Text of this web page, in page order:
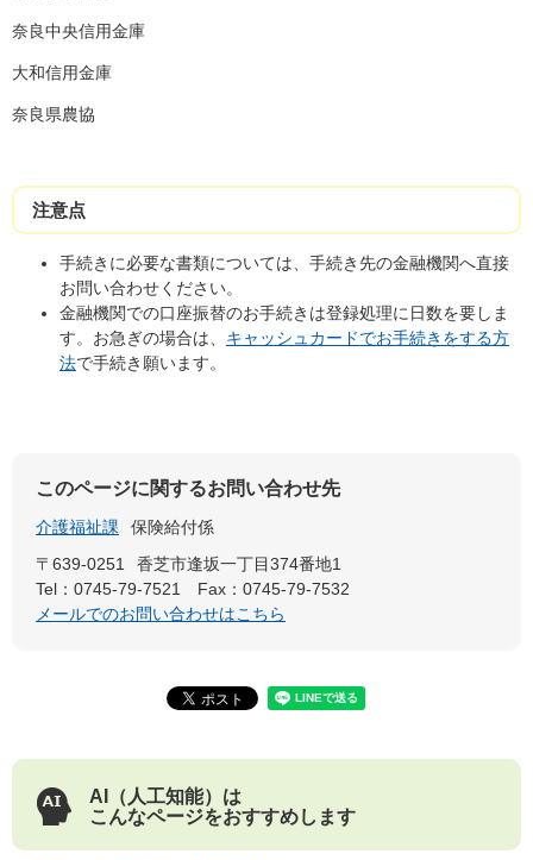
奈良中央信用金庫
大和信用金庫
奈良県農協
注意点
手続きに必要な書類については、手続き先の金融機関へ直接
お問い合わせください。
金融機関での口座振替のお手続きは登録処理に日数を要しま
す。お急ぎの場合は、 キャッシュカードでお手続きをする方
法で手続き願います。
このページに関するお問い合わせ先
介護福祉課
保険給付係
〒639-0251
香芝市逢坂一丁目374番地1
Tel：0745-79-7521
Fax：0745-79-7532
メールでのお問い合わせはこちら
AI（人工知能）は
こんなページをおすすめします